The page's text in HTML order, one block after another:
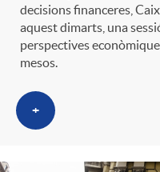
decisions financeres,
aquest dimarts, una
perspectives
mesos.
+